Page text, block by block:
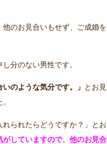
他のお見合いもせず、ご成婚を
分のない男性です。
のような気分です。」 とお見
られたらどうですか？」とお
がしていますので、他のお見合